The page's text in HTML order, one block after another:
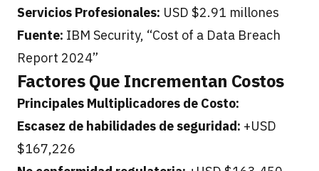
Servicios Profesionales: USD $2.91 millones
Fuente: IBM Security, “Cost of a Data Breach
Report 2024”
Factores Que Incrementan Costos
Principales Multiplicadores de Costo:
Escasez de habilidades de seguridad: +USD
$167,226